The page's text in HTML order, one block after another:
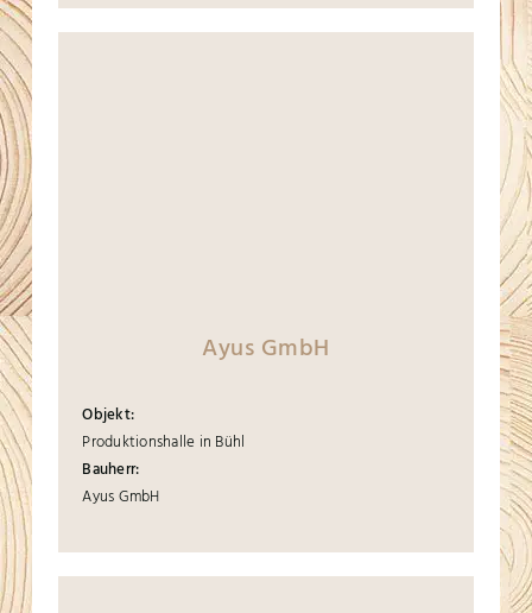
Ayus GmbH
Objekt:
Produktionshalle in Bühl
Bauherr:
Ayus GmbH